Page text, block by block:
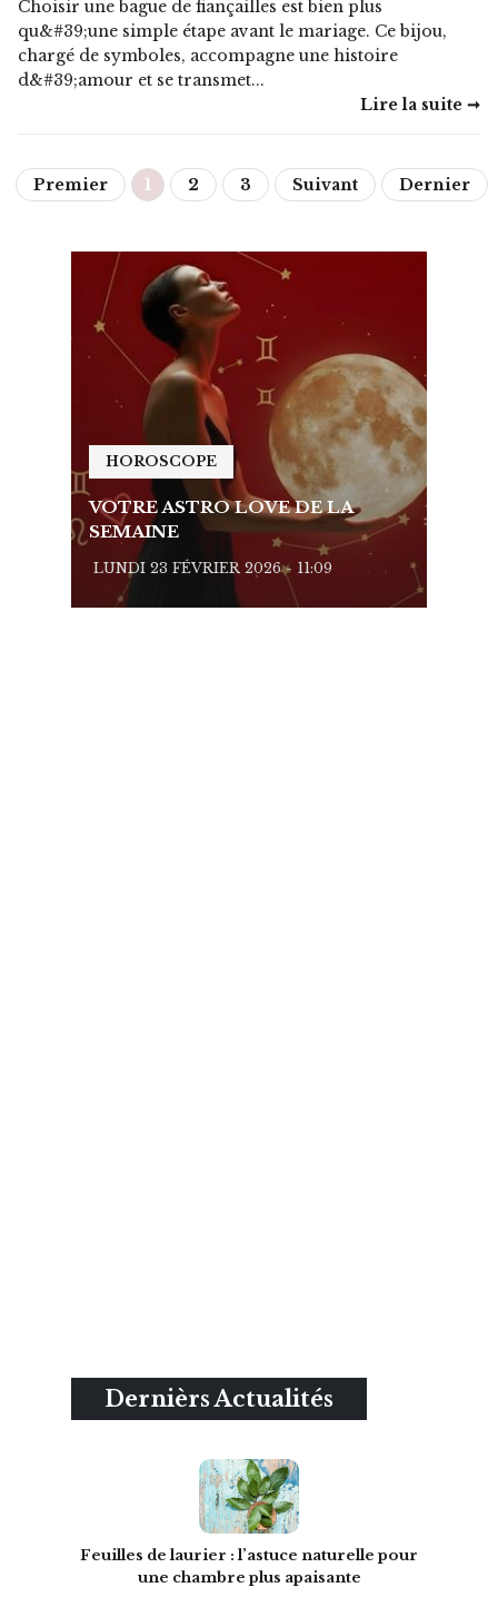
Choisir une bague de fiançailles est bien plus
qu&#39;une simple étape avant le mariage. Ce bijou,
chargé de symboles, accompagne une histoire
d&#39;amour et se transmet...
Lire la suite ➞
Premier 1 2 3 Suivant Dernier
HOROSCOPE
VOTRE ASTRO LOVE DE LA
SEMAINE
LUNDI 23 FÉVRIER 2026 - 11:09
Dernièrs Actualités
Feuilles de laurier : l’astuce naturelle pour
une chambre plus apaisante